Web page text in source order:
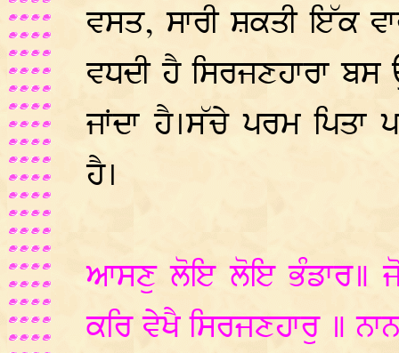
ਵਸਤ, ਸਾਰੀ ਸ਼ਕਤੀ ਇੱਕ
ਵਧਦੀ ਹੈ ਸਿਰਜਣਹਾਰਾ
ਜਾਂਦਾ ਹੈ।ਸੱਚੇ ਪਰਮ ਪਿਤਾ
ਹੈ।
ਆਸਣੁ ਲੋਇ ਲੋਇ ਭੰਡਾਰ॥ ਜੋ
ਕਰਿ ਵੇਖੈ ਸਿਰਜਣਹਾਰੁ ॥